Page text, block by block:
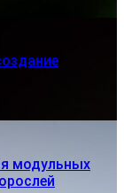
модульных